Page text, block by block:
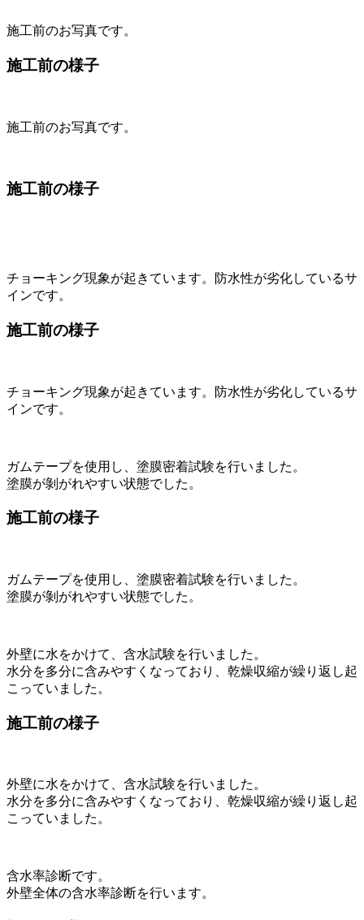
施工前のお写真です。
施工前の様子
施工前のお写真です。
施工前の様子
チョーキング現象が起きています。防水性が劣化しているサ
インです。
施工前の様子
チョーキング現象が起きています。防水性が劣化しているサ
インです。
ガムテープを使用し、塗膜密着試験を行いました。
塗膜が剝がれやすい状態でした。
施工前の様子
ガムテープを使用し、塗膜密着試験を行いました。
塗膜が剝がれやすい状態でした。
外壁に水をかけて、含水試験を行いました。
水分を多分に含みやすくなっており、乾燥収縮が繰り返し起
こっていました。
施工前の様子
外壁に水をかけて、含水試験を行いました。
水分を多分に含みやすくなっており、乾燥収縮が繰り返し起
こっていました。
含水率診断です。
外壁全体の含水率診断を行います。